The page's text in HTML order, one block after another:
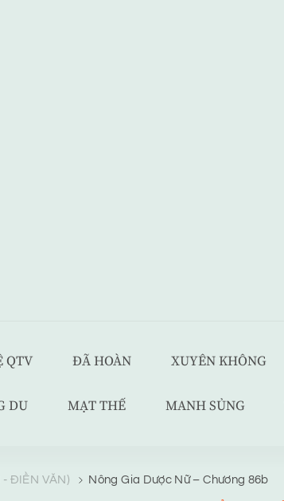
QTV ĐÃ HOÀN XUYÊN KHÔNG
DU MẠT THẾ MANH SỦNG
- ĐIỀN VĂN) Nông Gia Dược Nữ – Chương 86b